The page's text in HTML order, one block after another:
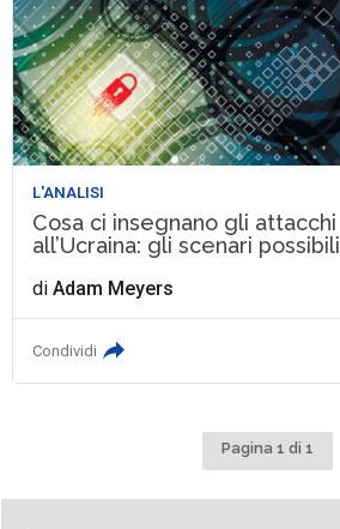
L'ANALISI
Cosa ci insegnano gli
all’Ucraina: gli scenari possibili
diAdam Meyers
Condividi
Pagina 1 di 1